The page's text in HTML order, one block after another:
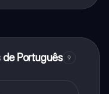
Português 9